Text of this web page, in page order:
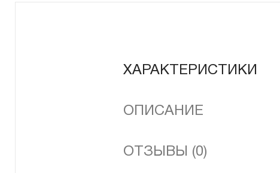
ХАРАКТЕРИСТИКИ
ОПИСАНИЕ
ОТЗЫВЫ (0)